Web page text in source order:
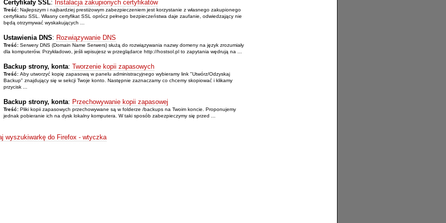
Certyfikaty SSL: Instalacja zakupionych certyfikatów
Treść: Najlepszym i najbardziej prestiżowym zabezpieczeniem jest korzystanie z własnego zakupionego
certyfikatu SSL. Własny certyfikat SSL oprócz pełnego bezpieczeństwa daje zaufanie, odwiedzający nie
będą otrzymywać wyskakujących ...
Ustawienia DNS: Rozwiązywanie DNS
Treść: Serwery DNS (Domain Name Serwers) służą do rozwiązywania nazwy domeny na język zrozumiały
dla komputerów. Przykładowo, jeśli wpisujesz w przeglądarce http://hostsol.pl to zapytania wędrują na ...
Backup strony, konta: Tworzenie kopii zapasowych
Treść: Aby utworzyć kopię zapasową w panelu administracyjnego wybieramy link "Utwórz/Odzyskaj
Backup" znajdujący się w sekcji Twoje konto. Następnie zaznaczamy co chcemy skopiować i klikamy
przycisk ...
Backup strony, konta: Przechowywanie kopii zapasowej
Treść: Pliki kopii zapasowych przechowywane są w folderze /backups na Twoim koncie. Proponujemy
jednak pobieranie ich na dysk lokalny komputera. W taki sposób zabezpieczymy się przed ...
wyszukiwarkę do Firefox - wtyczka